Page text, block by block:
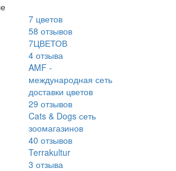
7 цветов
58 отзывов
7ЦВЕТОВ
4 отзыва
AMF -
международная сеть
доставки цветов
29 отзывов
Cats & Dogs сеть
зоомагазинов
40 отзывов
Terrakultur
3 отзыва